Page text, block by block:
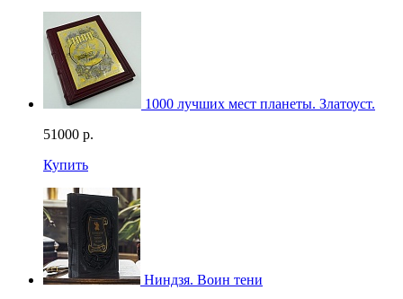
1000 лучших мест планеты. Златоуст.
51000 р.
Купить
Ниндзя. Воин тени